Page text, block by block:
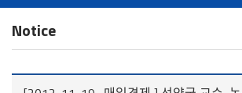
Notice